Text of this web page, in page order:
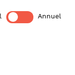
Annuel